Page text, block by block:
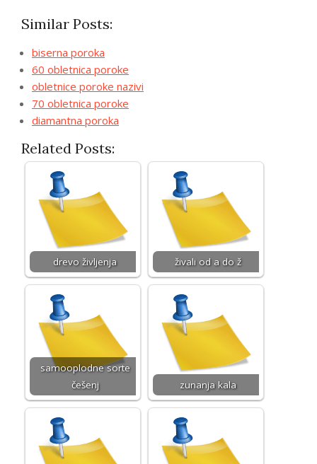
Similar Posts:
biserna poroka
60 obletnica poroke
obletnice poroke nazivi
70 obletnica poroke
diamantna poroka
Related Posts:
drevo življenja živali od a do ž
samooplodne sorte
češenj
zunanja kala